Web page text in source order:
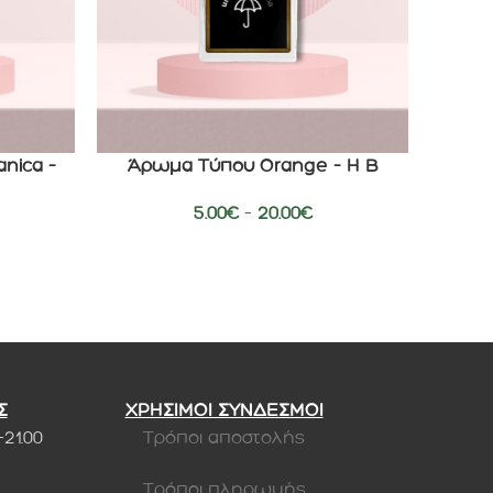
–
ΕΠΙΛΟΓΉ
Άρωμα Τύπου Orange – H B
5.00€ – 20.00€
ΧΡΗΣΙΜΟΙ ΣΥΝΔΕΣΜΟΙ
Τρόποι αποστολής